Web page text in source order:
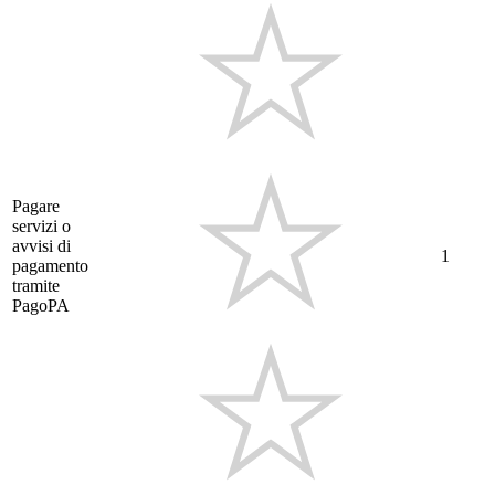
Pagare
servizi o
avvisi di
pagamento
tramite
PagoPA
1